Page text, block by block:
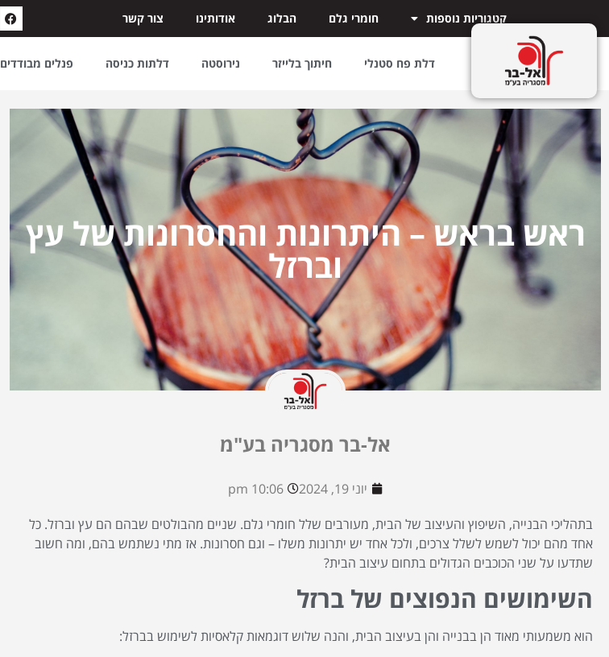
קטגוריות נוספות חומרי גלם הבלוג אודותינו צור קשר
דלת פח סטנלי חיתוך בלייזר נירוסטה דלתות כניסה פנלים מבודדים
ראש בראש – היתרונות והחסרונות של עץ
וברזל
אל-בר מסגריה בע"מ
יוני 19, 2024
10:06 pm
בתהליכי הבנייה, השיפוץ והעיצוב של הבית, מעורבים שלל חומרי גלם. שניים מהבולטים שבהם הם עץ וברזל. כל
אחד מהם יכול לשמש לשלל צרכים, ולכל אחד יש יתרונות משלו – וגם חסרונות. אז מתי נשתמש בהם, ומה חשוב
שתדעו על שני הכוכבים הגדולים בתחום עיצוב הבית?
השימושים הנפוצים של ברזל
הוא משמעותי מאוד הן בבנייה והן בעיצוב הבית, והנה שלוש דוגמאות קלאסיות לשימוש בברזל: